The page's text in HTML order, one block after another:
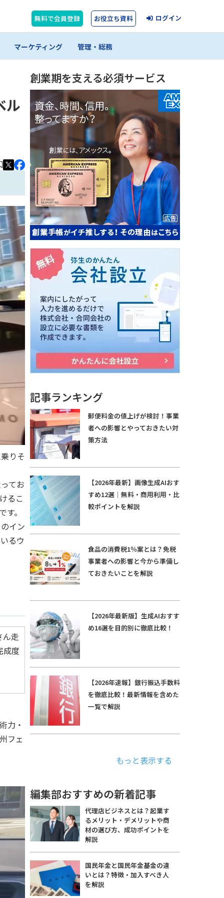
無料で会員登録 お役立ち資料 ログイン
マーケティング 管理・総務
ル
りそ
てお
るこ
。
イン
るウ
ん走
成度
力・
フェ
創業期を支える必須サービス
記事ランキング
郵便料金の値上げが検討！事業
者への影響とやっておきたい対
策方法
【2026年最新】画像生成AIおす
すめ12選｜無料・商用利用・比
較ポイントを解説
食品の消費税1％案とは？免税
事業者への影響と今から準備し
ておきたいことを解説
【2026年最新版】生成AIおすす
め16選を目的別に徹底比較！
【2026年速報】銀行振込手数料
を徹底比較！最新情報を含めた
一覧で解説
もっと表示する
編集部おすすめの新着記事
代理店ビジネスとは？起業す
るメリット・デメリットや商
材の選び方、成功ポイントを
解説
国民年金と国民年金基金の違
いとは？特徴・加入すべき人
を解説